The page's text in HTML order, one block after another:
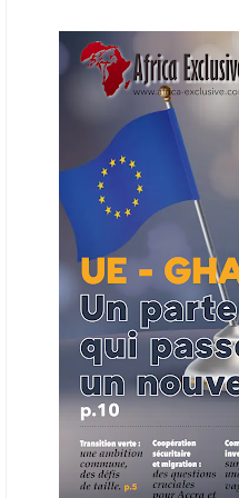
en place une plateforme
entreprises du continent dans
Cet outil permettra de recenser
la chaîne de valeur énergétique
ouverts en priorité aux sociétés
finale de développement et
2027, à un bulletin africain des
l’énergie.
06/06/26 AFRICA FINANCE
Cette semaine, Africa Finance
bouclé un prêt syndiqué de 2
levée de son histoire.
été relevée de 400 millions face
banques internationales. Plus du
d'institutions financières
L'Asie-Pacifique et l'Europe
devant le Moyen-Orient (25 %)
de l'institution panafricaine, qui